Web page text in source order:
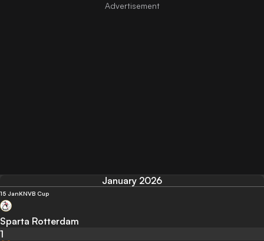
January 2026
15 JanKNVB Cup
Sparta Rotterdam
1